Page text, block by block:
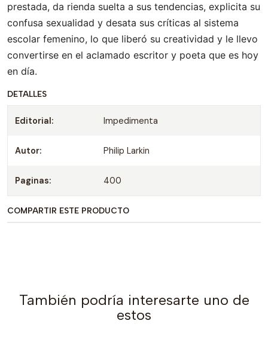
prestada, da rienda suelta a sus tendencias, explicita su
confusa sexualidad y desata sus críticas al sistema
escolar femenino, lo que liberó su creatividad y le llevo
convertirse en el aclamado escritor y poeta que es hoy
en día.
DETALLES
Editorial: Impedimenta
Autor: Philip Larkin
Paginas: 400
COMPARTIR ESTE PRODUCTO
También podría interesarte uno de
estos